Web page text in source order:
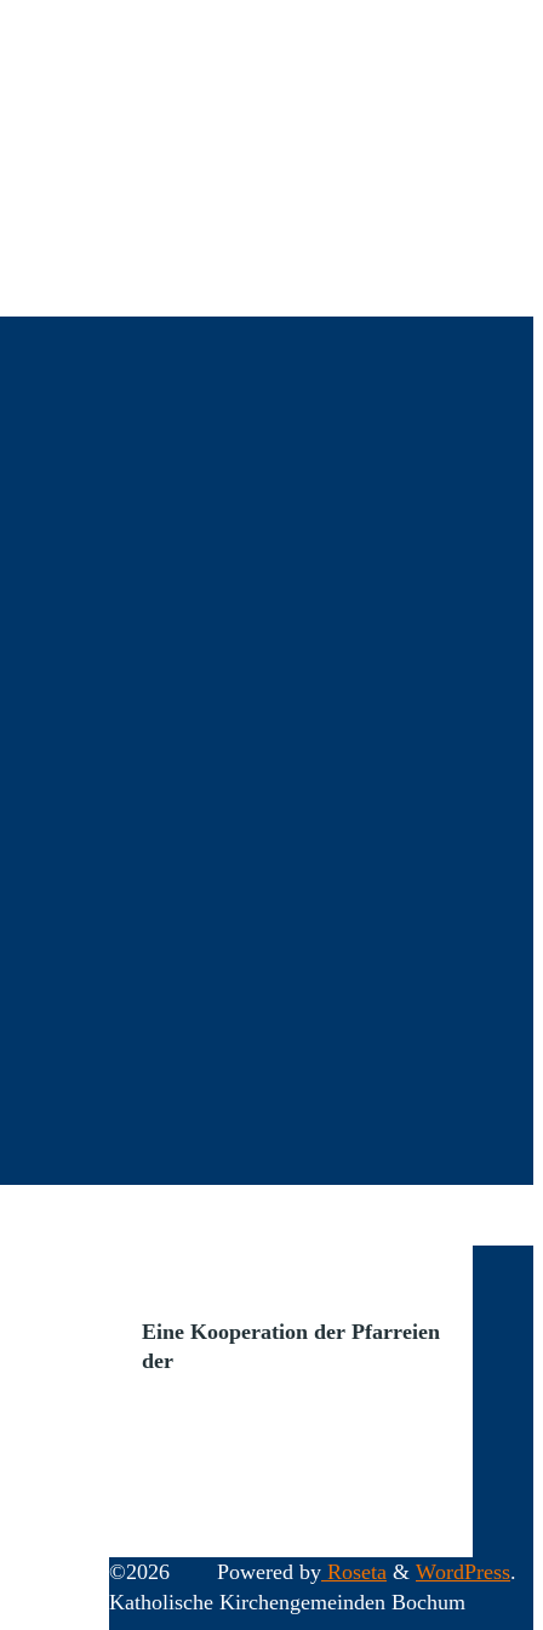
Eine Kooperation der Pfarreien
der
Powered by Roseta & WordPress.
©2026
Katholische Kirchengemeinden Bochum